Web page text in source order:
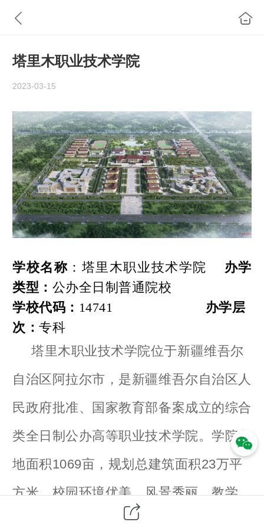
塔里木职业技术学院
2023-03-15
学校名称 ： 塔里木职业技术学院
办学
类型： 公办全日制普通院校
学校代码： 14741
办学层
次：专科
塔里木职业技术学院位于新疆维吾尔
自治区阿拉尔市，是新疆维吾尔自治区人
民政府批准、国家教育部备案成立的综合
类全日制公办高等职业技术学院。学院占
地面积1069亩，规划总建筑面积23万平
方米，校园环境优美，风景秀丽，教学
楼、实训基地、图书馆、练功厅、多媒体